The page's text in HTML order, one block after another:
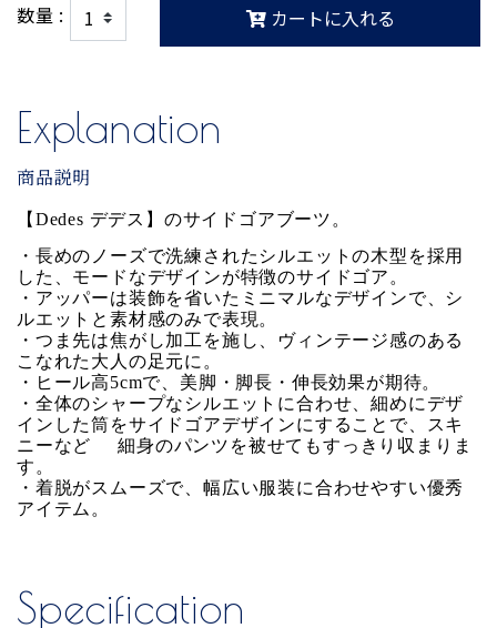
数量 : カートに入れる
Explanation
商品説明
【Dedes デデス】のサイドゴアブーツ。
・長めのノーズで洗練されたシルエットの木型を採用
した、モードなデザインが特徴のサイドゴア。
・アッパーは装飾を省いたミニマルなデザインで、シ
ルエットと素材感のみで表現。
・つま先は焦がし加工を施し、ヴィンテージ感のある
こなれた大人の足元に。
・ヒール高5cmで、美脚・脚長・伸長効果が期待。
・全体のシャープなシルエットに合わせ、細めにデザ
インした筒をサイドゴアデザインにすることで、スキ
ニーなど 細身のパンツを被せてもすっきり収まりま
す。
・着脱がスムーズで、幅広い服装に合わせやすい優秀
アイテム。
Specification